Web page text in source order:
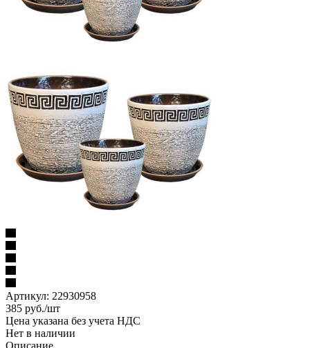
Артикул: 22930958
385 руб./шт
Цена указана без учета НДС
Нет в наличии
Описание